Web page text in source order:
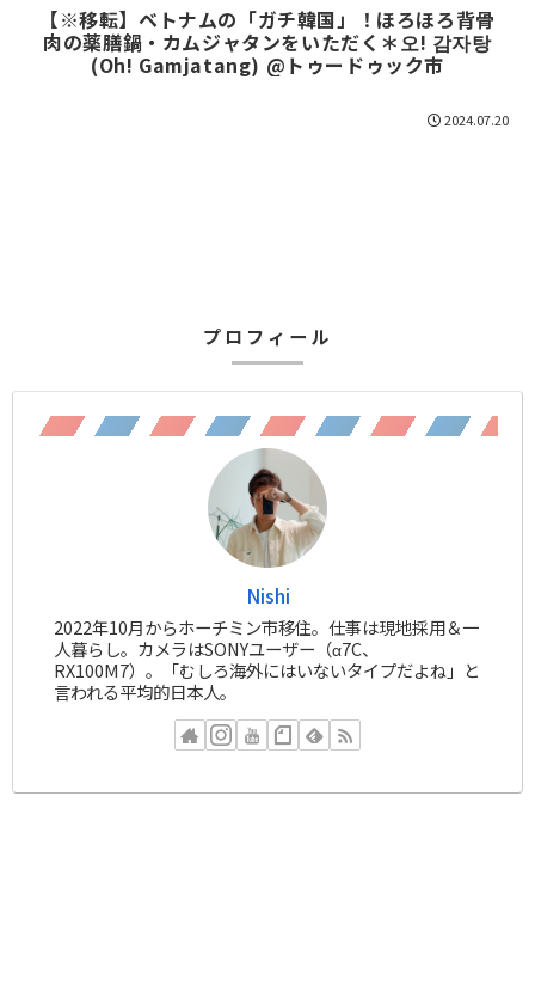
【※移転】ベトナムの「ガチ韓国」！ほろほろ背骨
肉の薬膳鍋・カムジャタンをいただく＊오! 감자탕
(Oh! Gamjatang) @トゥードゥック市
2024.07.20
プロフィール
Nishi
2022年10月からホーチミン市移住。仕事は現地採用＆一
人暮らし。カメラはSONYユーザー（α7C、
RX100M7）。「むしろ海外にはいないタイプだよね」と
言われる平均的日本人。